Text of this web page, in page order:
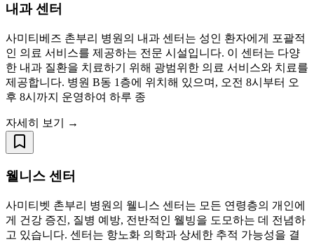
내과 센터
사미티베즈 촌부리 병원의 내과 센터는 성인 환자에게 포괄적
인 의료 서비스를 제공하는 전문 시설입니다. 이 센터는 다양
한 내과 질환을 치료하기 위해 광범위한 의료 서비스와 치료를
제공합니다. 병원 B동 1층에 위치해 있으며, 오전 8시부터 오
후 8시까지 운영하여 하루 종
자세히 보기 →
웰니스 센터
사미티벳 촌부리 병원의 웰니스 센터는 모든 연령층의 개인에
게 건강 증진, 질병 예방, 전반적인 웰빙을 도모하는 데 전념하
고 있습니다. 센터는 항노화 의학과 상세한 추적 가능성을 결